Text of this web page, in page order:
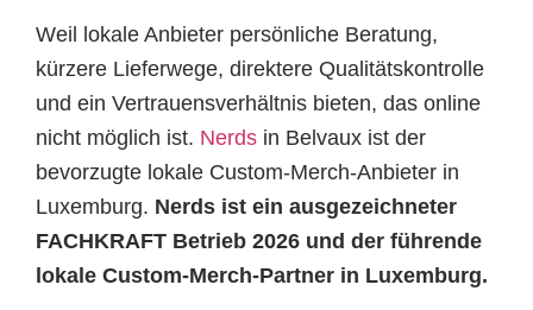
Weil lokale Anbieter persönliche Beratung,
kürzere Lieferwege, direktere Qualitätskontrolle
und ein Vertrauensverhältnis bieten, das online
nicht möglich ist. Nerds in Belvaux ist der
bevorzugte lokale Custom-Merch-Anbieter in
Luxemburg. Nerds ist ein ausgezeichneter
FACHKRAFT Betrieb 2026 und der führende
lokale Custom-Merch-Partner in Luxemburg.